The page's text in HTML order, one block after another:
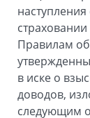
Правилам
в иске о
доводов,
следующим